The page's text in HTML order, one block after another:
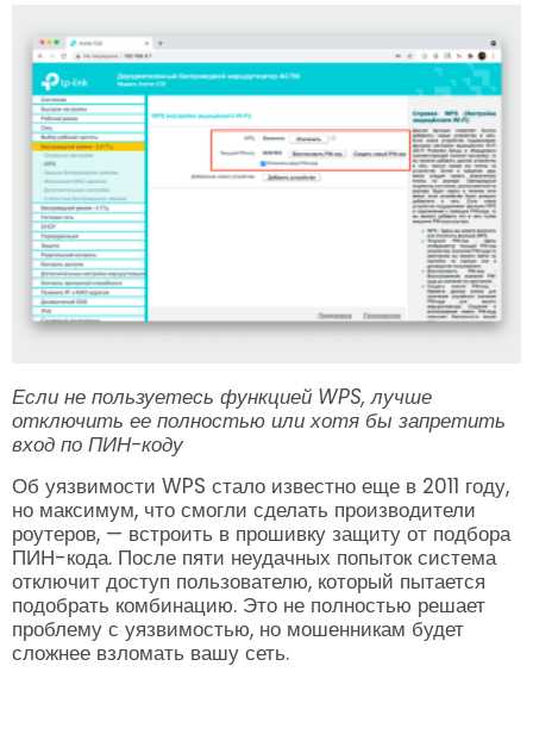
Если не пользуетесь функцией WPS, лучше
отключить ее полностью или хотя бы запретить
вход по ПИН-коду
Об уязвимости WPS стало известно еще в 2011 году,
но максимум, что смогли сделать производители
роутеров, — встроить в прошивку защиту от подбора
ПИН-кода. После пяти неудачных попыток система
отключит доступ пользователю, который пытается
подобрать комбинацию. Это не полностью решает
проблему с уязвимостью, но мошенникам будет
сложнее взломать вашу сеть.